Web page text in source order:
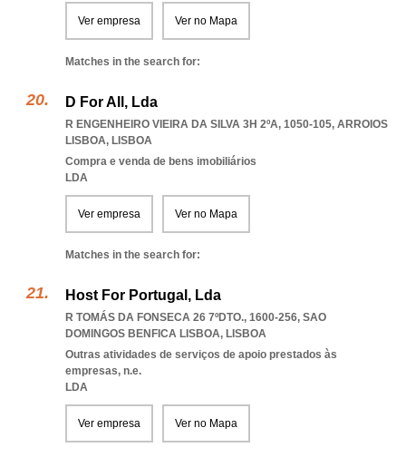
Ver empresa Ver no Mapa
Matches in the search for:
D For All, Lda
R ENGENHEIRO VIEIRA DA SILVA 3H 2ºA, 1050-105, ARROIOS
LISBOA, LISBOA
Compra e venda de bens imobiliários
LDA
Ver empresa Ver no Mapa
Matches in the search for:
Host For Portugal, Lda
R TOMÁS DA FONSECA 26 7ºDTO., 1600-256, SAO
DOMINGOS BENFICA LISBOA, LISBOA
Outras atividades de serviços de apoio prestados às
empresas, n.e.
LDA
Ver empresa Ver no Mapa